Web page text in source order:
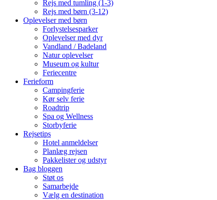
Rejs med tumling (1-3)
Rejs med børn (3-12)
Oplevelser med børn
Forlystelsesparker
Oplevelser med dyr
Vandland / Badeland
Natur oplevelser
Museum og kultur
Feriecentre
Ferieform
Campingferie
Kør selv ferie
Roadtrip
Spa og Wellness
Storbyferie
Rejsetips
Hotel anmeldelser
Planlæg rejsen
Pakkelister og udstyr
Bag bloggen
Støt os
Samarbejde
Vælg en destination